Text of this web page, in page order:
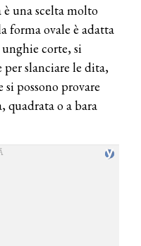
una scelta molto
forma ovale è adatta
corte, si
per slanciare le dita,
possono provare
quadrata o a bara